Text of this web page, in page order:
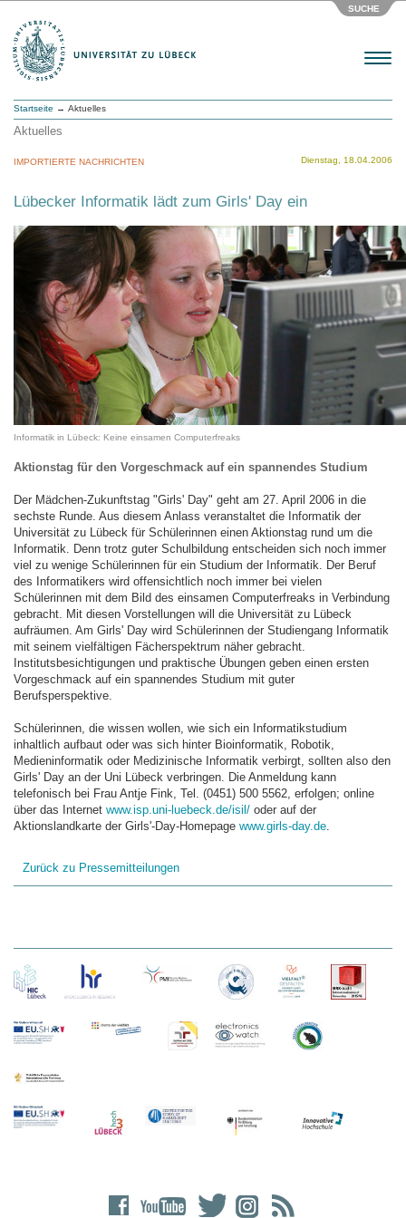
SUCHE
Menu
Startseite → Aktuelles
Aktuelles
Dienstag, 18.04.2006
IMPORTIERTE NACHRICHTEN
Lübecker Informatik lädt zum Girls' Day ein
Informatik in Lübeck: Keine einsamen Computerfreaks
Aktionstag für den Vorgeschmack auf ein spannendes Studium
Der Mädchen-Zukunftstag "Girls' Day" geht am 27. April 2006 in die
sechste Runde. Aus diesem Anlass veranstaltet die Informatik der
Universität zu Lübeck für Schülerinnen einen Aktionstag rund um die
Informatik. Denn trotz guter Schulbildung entscheiden sich noch immer
viel zu wenige Schülerinnen für ein Studium der Informatik. Der Beruf
des Informatikers wird offensichtlich noch immer bei vielen
Schülerinnen mit dem Bild des einsamen Computerfreaks in Verbindung
gebracht. Mit diesen Vorstellungen will die Universität zu Lübeck
aufräumen. Am Girls' Day wird Schülerinnen der Studiengang Informatik
mit seinem vielfältigen Fächerspektrum näher gebracht.
Institutsbesichtigungen und praktische Übungen geben einen ersten
Vorgeschmack auf ein spannendes Studium mit guter
Berufsperspektive.
Schülerinnen, die wissen wollen, wie sich ein Informatikstudium
inhaltlich aufbaut oder was sich hinter Bioinformatik, Robotik,
Medieninformatik oder Medizinische Informatik verbirgt, sollten also den
Girls' Day an der Uni Lübeck verbringen. Die Anmeldung kann
telefonisch bei Frau Antje Fink, Tel. (0451) 500 5562, erfolgen; online
über das Internet www.isp.uni-luebeck.de/isil/ oder auf der
Aktionslandkarte der Girls'-Day-Homepage www.girls-day.de.
Zurück zu Pressemitteilungen